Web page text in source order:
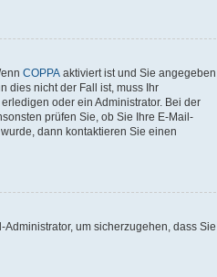
COPPA aktiviert ist und Sie angegeben
dies nicht der Fall ist, muss Ihr
oder ein Administrator. Bei der
prüfen Sie, ob Sie Ihre E-Mail-
dann kontaktieren Sie einen
um sicherzugehen, dass Sie